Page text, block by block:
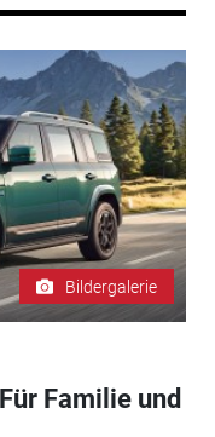
Bildergalerie
Familie und